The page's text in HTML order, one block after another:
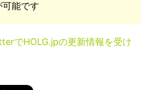
能です
でHOLG.jpの更新情報を受け